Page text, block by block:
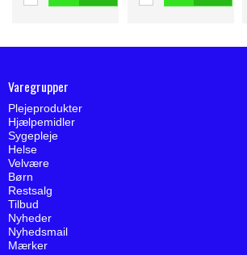
Varegrupper
Plejeprodukter
Hjælpemidler
Sygepleje
Helse
Velvære
Børn
Restsalg
Tilbud
Nyheder
Nyhedsmail
Mærker